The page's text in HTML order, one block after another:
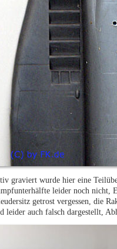
graviert wurde hier eine
leider noch nicht,
getrost vergessen, die
leider auch falsch dargestellt,